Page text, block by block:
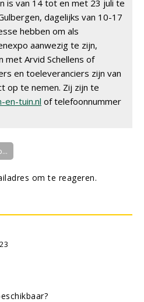
is van 14 tot en met 23 juli te
dagelijks van 10-17
hebben om als
aanwezig te zijn,
met Arvid Schellens of
en toeleveranciers zijn van
op te nemen. Zij zijn te
en-tuin.nl of telefoonnummer
om te reageren.